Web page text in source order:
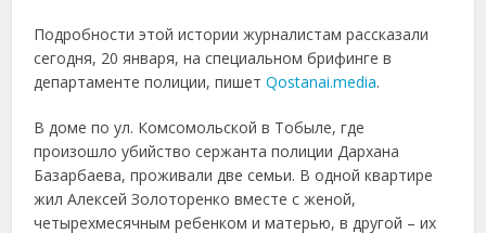
Подробности этой истории журналистам рассказали
сегодня, 20 января, на специальном брифинге в
департаменте полиции, пишетQostanai.media.
В доме по ул. Комсомольской в Тобыле, где
произошло убийство сержанта полиции Дархана
Базарбаева, проживали две семьи. В одной квартире
жил Алексей Золоторенко вместе с женой,
четырехмесячным ребенком и матерью, в другой – их